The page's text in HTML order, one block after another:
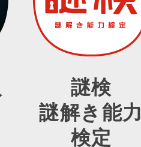
謎検
謎解き能
検定